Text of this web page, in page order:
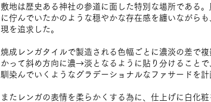
敷地は歴史ある神社の参道に面した特別な場所である
に佇んでいたかのような穏やかな存在感を纏いながら
現を追求した。
焼成レンガタイルで製造される色幅ごとに濃淡の差で
かって斜め方向に濃→淡となるように貼り分けること
馴染んでいくようなグラデーショナルなファサードを計
またレンガの表情を柔らかくする為に、仕上げに白化